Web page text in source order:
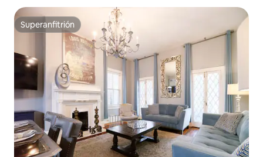
Superanfitrión
Superanfitrión